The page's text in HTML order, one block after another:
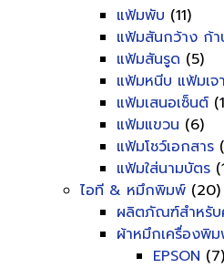
แฟ้มพับ (11)
แฟ้มสันกว้าง ก้
แฟ้มสันรูด (5)
แฟ้มหนีบ แฟ้มเจ
แฟ้มเสนอเซ็นต์
แฟ้มแขวน (6)
แฟ้มโชว์เอกสาร
แฟ้มใส่นามบัตร
ไอที & หมึกพิมพ์ (20)
ผลิตภัณฑ์สำหรับ
ผ้าหมึกเครื่องพิ
EPSON (7)